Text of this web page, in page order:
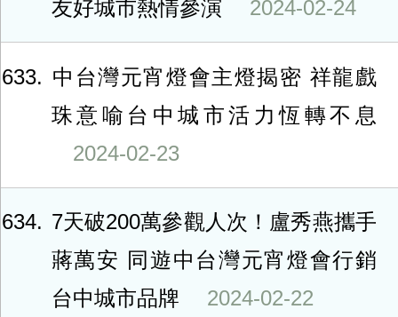
友好城市熱情參演
2024-02-24
633
中台灣元宵燈會主燈揭密 祥龍戲
珠意喻台中城市活力恆轉不息
2024-02-23
634
7天破200萬參觀人次！盧秀燕攜手
蔣萬安 同遊中台灣元宵燈會行銷
台中城市品牌
2024-02-22